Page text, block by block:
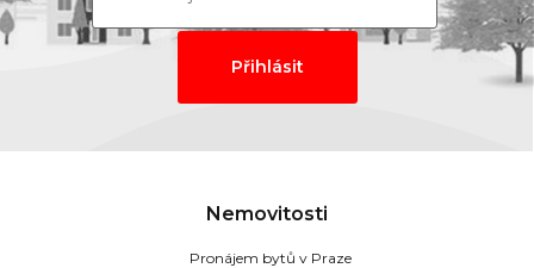
Nemovitosti
Pronájem bytů v Praze